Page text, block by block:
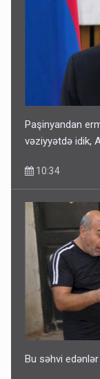
Paşinyandan
vəziyyətdə idik,
10:34
Bu səhvi